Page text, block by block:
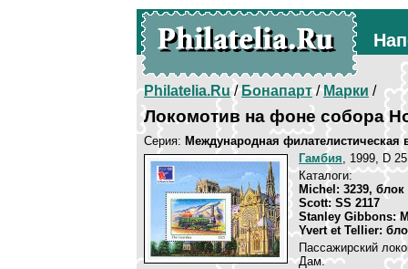
Philatelia.Ru/Бонапарт/Марки /
Локомотив на фоне собора
Серия: Международная филателистическая
Гамбия, 1999, D
Каталоги:
Michel: 3239, блок
Scott: SS 2117
Stanley Gibbons:
Yvert et Tellier:
Пассажирский
Дам.